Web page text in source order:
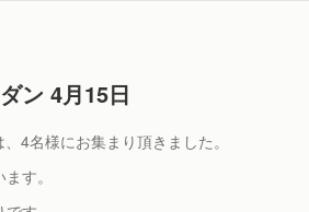
ン 4月15日
4名様にお集まり頂きました。
す。